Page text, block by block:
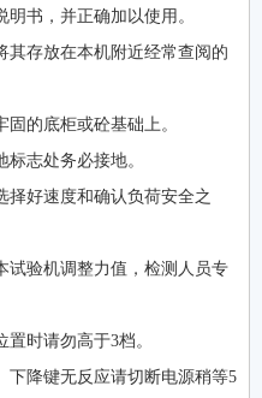
书，并正确加以使用。
其存放在本机附近经常查阅的
的底柜或砼基础上。
志处务必接地。
择好速度和确认负荷安全之
试验机调整力值，检测人员专
时请勿高于3档。
下降键无反应请切断电源稍等5